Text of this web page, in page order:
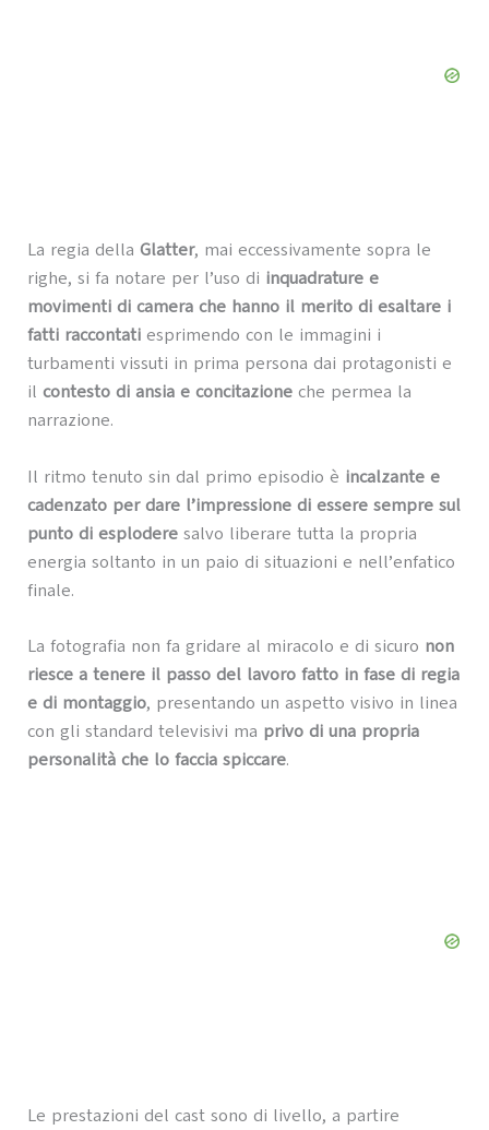
La regia della Glatter, mai eccessivamente sopra le
righe, si fa notare per l’uso di inquadrature e
movimenti di camera che hanno il merito di esaltare i
fatti raccontatiesprimendo con le immagini i
turbamenti vissuti in prima persona dai protagonisti e
il contesto di ansia e concitazione che permea la
narrazione.
Il ritmo tenuto sin dal primo episodio è incalzante e
cadenzato per dare l’impressione di essere sempre sul
punto di esploderesalvo liberare tutta la propria
energia soltanto in un paio di situazioni e nell’enfatico
finale.
La fotografia non fa gridare al miracolo e di sicuro non
riesce a tenere il passo del lavoro fatto in fase di regia
e di montaggio, presentando un aspetto visivo in linea
con gli standard televisivi ma privo di una propria
personalità che lo faccia spiccare.
Le prestazioni del cast sono di livello, a partire